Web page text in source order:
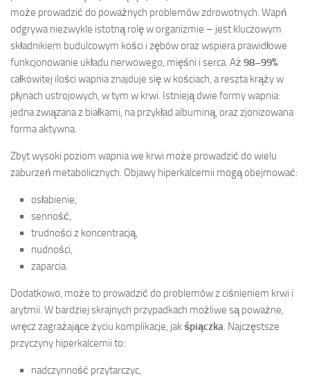
może prowadzić do poważnych problemów zdrowotnych. Wapń
odgrywa niezwykle istotną rolę w organizmie – jest kluczowym
składnikiem budulcowym kości i zębów oraz wspiera prawidłowe
funkcjonowanie układu nerwowego, mięśni i serca. Aż 98–99%
całkowitej ilości wapnia znajduje się w kościach, a reszta krąży w
płynach ustrojowych, w tym w krwi. Istnieją dwie formy wapnia:
jedna związana z białkami, na przykład albuminą, oraz zjonizowana
forma aktywna.
Zbyt wysoki poziom wapnia we krwi może prowadzić do wielu
zaburzeń metabolicznych. Objawy hiperkalcemii mogą obejmować:
osłabienie,
senność,
trudności z koncentracją,
nudności,
zaparcia.
Dodatkowo, może to prowadzić do problemów z ciśnieniem krwi i
arytmii. W bardziej skrajnych przypadkach możliwe są poważne,
wręcz zagrażające życiu komplikacje, jakśpiączka. Najczęstsze
przyczyny hiperkalcemii to:
nadczynność przytarczyc,